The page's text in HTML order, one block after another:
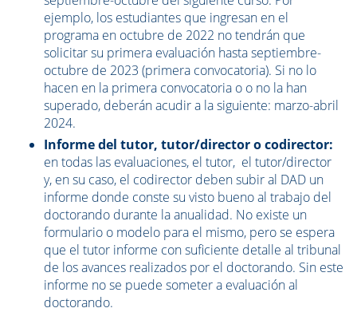
ejemplo, los estudiantes que ingresan en el
programa en octubre de 2022 no tendrán que
solicitar su primera evaluación hasta septiembre-
octubre de 2023 (primera convocatoria). Si no lo
hacen en la primera convocatoria o o no la han
superado, deberán acudir a la siguiente: marzo-abril
2024.
Informe del tutor, tutor/director o codirector:
en todas las evaluaciones, el tutor, el tutor/director
y, en su caso, el codirector deben subir al DAD un
informe donde conste su visto bueno al trabajo del
doctorando durante la anualidad. No existe un
formulario o modelo para el mismo, pero se espera
que el tutor informe con suficiente detalle al tribunal
de los avances realizados por el doctorando. Sin este
informe no se puede someter a evaluación al
doctorando.